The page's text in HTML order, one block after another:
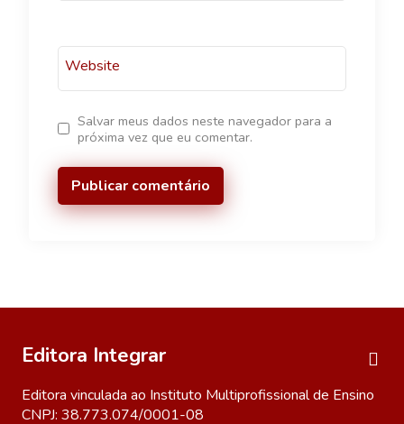
Website
Salvar meus dados neste navegador para a
próxima vez que eu comentar.
Editora Integrar
Editora vinculada ao Instituto Multiprofissional de Ensino
CNPJ: 38.773.074/0001-08